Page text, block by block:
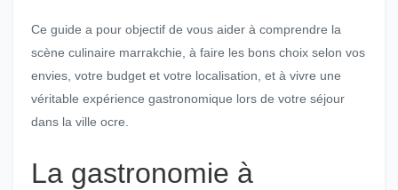
Ce guide a pour objectif de vous aider à comprendre la
scène culinaire marrakchie, à faire les bons choix selon vos
envies, votre budget et votre localisation, et à vivre une
véritable expérience gastronomique lors de votre séjour
dans la ville ocre.
La gastronomie à